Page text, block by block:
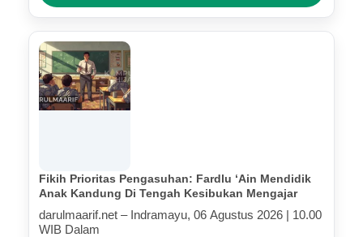
Fikih Prioritas Pengasuhan: Fardlu ‘Ain Mendidik
Anak Kandung Di Tengah Kesibukan Mengajar
darulmaarif.net – Indramayu, 06 Agustus 2026 | 10.00
WIB Dalam